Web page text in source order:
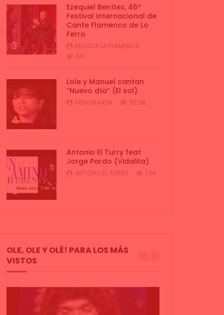
3
Ezequiel Benítez, 46º
Festival Internacional de
Cante Flamenco de Lo
Ferro
REVISTA LA FLAMENCA
56
4
Lole y Manuel cantan
“Nuevo día” (El sol)
MEMORANDA 52.5K
5
Antonio El Turry feat
Jorge Pardo (Vidalita)
ANTONIO EL TURRY 1.9K
OLE, OLE Y OLÉ! PARA LOS MÁS
VISTOS